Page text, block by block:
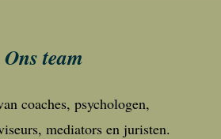
Ons team
coaches, psychologen,
mediators en juristen.